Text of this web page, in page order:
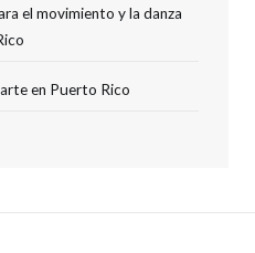
el movimiento y la danza
en Puerto Rico